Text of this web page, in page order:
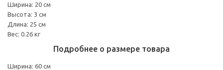
Ширина: 20 см
Высота: 3 см
Длина: 25 см
Вес: 0.26 кг
Подробнее о размере товара
Ширина: 60 см